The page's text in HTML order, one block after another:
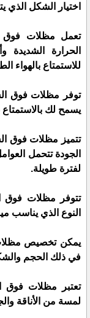
اختيار الشكل
تعمل مظلات فوق
الحرارة الشديدة
للاستمتاع
توفر مظلات فوق
يسمح لك
تتميز مظلات فوق
الجودة تتحمل
لفترة طويلة.
تتوفر مظلات فوق
النوع الذي يناسب
يمكن تخصيص مظلات
في ذلك الحجم
تعتبر مظلات فوق
لمسة من الأناقة